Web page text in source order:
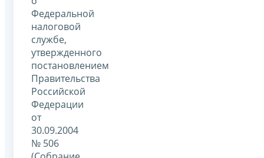
Федеральной
налоговой
службе,
утвержденного
постановлением
Правительства
Российской
Федерации
от
30.09.2004
№ 506